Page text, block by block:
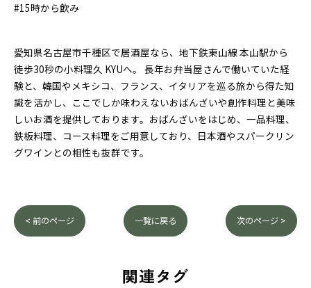
#15時から飲み
愛知県名古屋市千種区で居酒屋なら、地下鉄東山線 本山駅から
徒歩30秒の小料理久 KYUへ。 長年お弁当屋さんで働いていた経
験と、韓国やメキシコ、フランス、イタリアを巡る旅から得た知
識を活かし、ここでしか味わえないおばんざいや創作料理と美味
しいお酒を提供しております。おばんざいをはじめ、一品料理、
鉄板料理、コース料理をご用意しており、日本酒やスパークリン
グワインとの相性も抜群です。
< 前のページ 一覧に戻る 次のページ >
関連タグ